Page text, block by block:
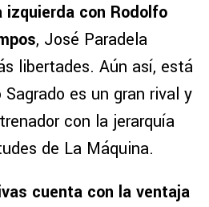
izquierda con Rodolfo
, José Paradela
libertades. Aún así, está
es un gran rival y
con la jerarquía
de La Máquina.
cuenta con la ventaja